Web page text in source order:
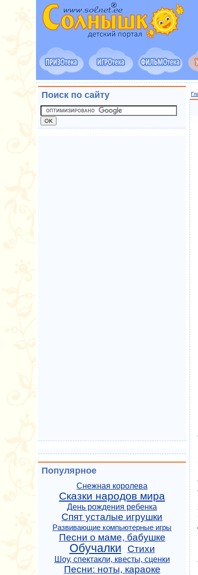
Поиск по сайту
Популярное
Снежная королева
Сказки народов мира
День рождения ребенка
Спят усталые игрушки
Развивающие компьютерные игры
Песни о маме, бабушке
Обучалки Стихи
Шоу, спектакли, квесты, сценки
Песни: ноты, караоке